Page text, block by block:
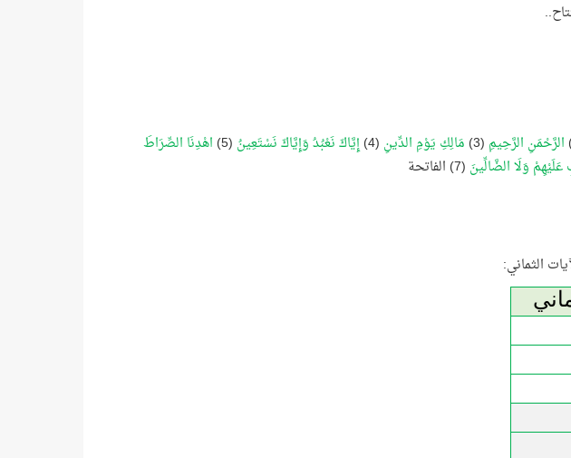
الرَّحْمَنِ الرَّحِيمِ (3) مَالِكِ يَوْمِ الدِّينِ (4) إِيَّاكَ نَعْبُدُ وَإِيَّاكَ نَسْتَعِينُ (5)
اهْدِنَا الصِّرَاطَ
وَلَا الضَّالِّينَ (7) الفاتحة
الثماني: